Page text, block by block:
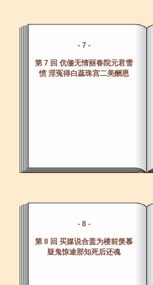
- 7 -
第 7 回 伉俪无情丽春院元君雪
愤 淫冤得白蕊珠宫二美酬恩
- 8 -
第 8 回 买媒说合盖为楼前羡慕
疑鬼惊途那知死后还魂